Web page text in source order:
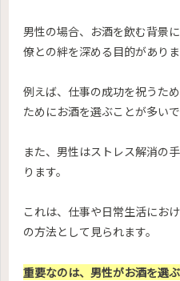
男性の場合、お酒を飲む背景
僚との絆を深める目的がありま
例えば、仕事の成功を祝うた
ためにお酒を選ぶことが多いで
また、男性はストレス解消の
ります。
これは、仕事や日常生活にお
の方法として見られます。
重要なのは、男性がお酒を選